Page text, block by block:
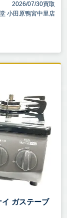
2026/07/30買取
小田原鴨宮中里店
ガステーブ